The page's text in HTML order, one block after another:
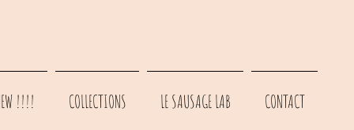
!!!! COLLECTIONS LE SAUSAGE LAB CONTACT